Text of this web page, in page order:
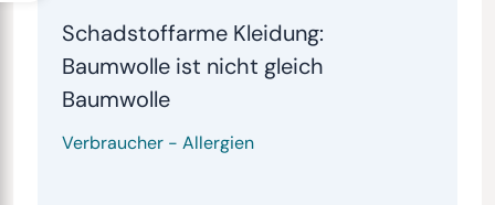
Schadstoffarme Kleidung:
Baumwolle ist nicht gleich
Baumwolle
Verbraucher- Allergien